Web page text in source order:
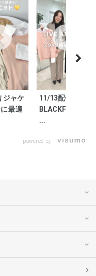
ジャケ
最適
11/13配信
BLACKFRIDAYS
...
powered by